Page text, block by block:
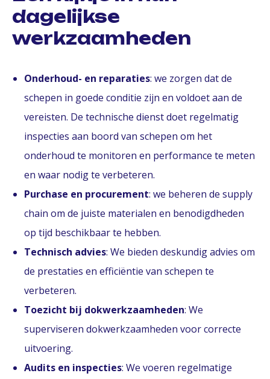
dagelijkse
werkzaamheden
Onderhoud- en reparaties: we zorgen dat de
schepen in goede conditie zijn en voldoet aan de
vereisten. De technische dienst doet regelmatig
inspecties aan boord van schepen om het
onderhoud te monitoren en performance te meten
en waar nodig te verbeteren.
Purchase en procurement: we beheren de supply
chain om de juiste materialen en benodigdheden
op tijd beschikbaar te hebben.
Technisch advies: We bieden deskundig advies om
de prestaties en efficiëntie van schepen te
verbeteren.
Toezicht bij dokwerkzaamheden: We
superviseren dokwerkzaamheden voor correcte
uitvoering.
Audits en inspecties: We voeren regelmatige